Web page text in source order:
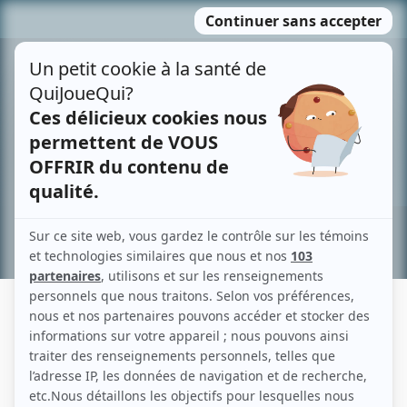
MENU
contenu
Recherche avancée »
ISABEL LORCA
Liens
Fiche de Isabel Lorca sur Showbizz.net